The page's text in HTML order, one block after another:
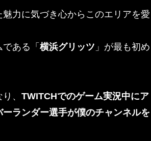
力に気づき心からこのエリアを愛
ある「 横浜グリッツ 」が最も初め
、 TWITCHでのゲーム実況中にア
ランダー選手が僕のチャンネルを